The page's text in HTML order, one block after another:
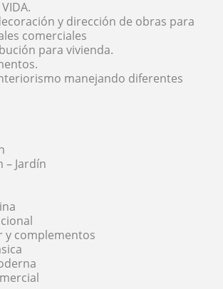
y dirección de obras para
comerciales
para vivienda.
manejando diferentes
– Jardín
y complementos